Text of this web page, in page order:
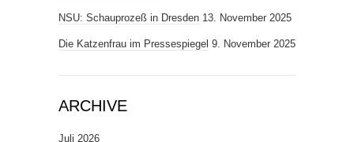
NSU: Schauprozeß in Dresden 13. November 2025
Die Katzenfrau im Pressespiegel 9. November 2025
ARCHIVE
Juli 2026